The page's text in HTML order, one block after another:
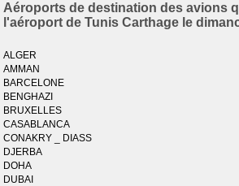
Aéroports de destination des avions
l'aéroport de Tunis Carthage le
ALGER
AMMAN
BARCELONE
BENGHAZI
BRUXELLES
CASABLANCA
CONAKRY _ DIASS
DJERBA
DOHA
DUBAI